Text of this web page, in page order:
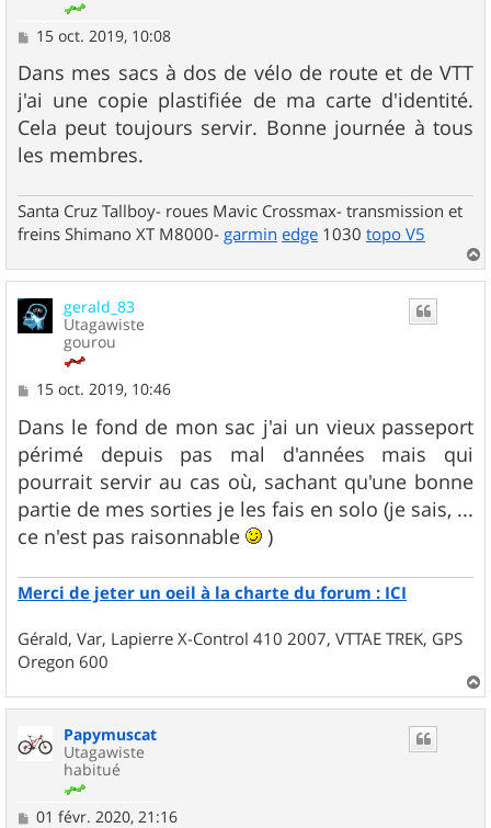
M
s
s
a
g
e
15 oct. 2019, 10:08
Dans mes sacs à dos de vélo de route et de VTT
j'ai une copie plastifiée de ma carte d'identité.
Cela peut toujours servir. Bonne journée à tous
les membres.
Santa Cruz Tallboy- roues Mavic Crossmax- transmission et
freins Shimano XT M8000- garmin edge 1030 topo V5
a
gerald_83
Utagawiste
gourou
M
s
s
a
g
e
15 oct. 2019, 10:46
Dans le fond de mon sac j'ai un vieux passeport
périmé depuis pas mal d'années mais qui
pourrait servir au cas où, sachant qu'une bonne
partie de mes sorties je les fais en solo (je sais, ...
ce n'est pas raisonnable
)
Merci de jeter un oeil à la charte du forum : ICI
Gérald, Var, Lapierre X-Control 410 2007, VTTAE TREK, GPS
Oregon 600
a
Papymuscat
Utagawiste
habitué
M
01 févr. 2020, 21:16